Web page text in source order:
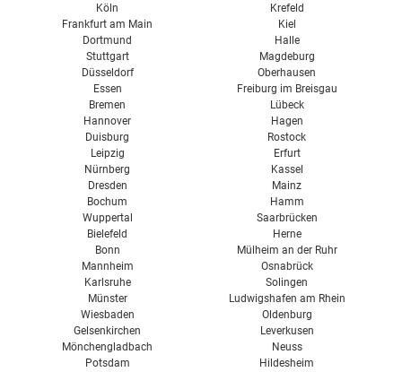
Köln
Frankfurt am Main
Dortmund
Stuttgart
Düsseldorf
Essen
Bremen
Hannover
Duisburg
Leipzig
Nürnberg
Dresden
Bochum
Wuppertal
Bielefeld
Bonn
Mannheim
Karlsruhe
Münster
Wiesbaden
Gelsenkirchen
Mönchengladbach
Krefeld
Kiel
Halle
Magdeburg
Oberhausen
Freiburg im Breisgau
Lübeck
Hagen
Rostock
Erfurt
Kassel
Mainz
Hamm
Saarbrücken
Herne
Mülheim an der Ruhr
Osnabrück
Solingen
Ludwigshafen am Rhein
Oldenburg
Leverkusen
Neuss
Potsdam
Hildesheim